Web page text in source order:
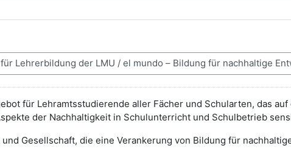
für Lehramtsstudierende aller Fächer und Schularten, das auf
der Nachhaltigkeit in Schulunterricht und Schulbetrieb
Gesellschaft, die eine Verankerung von Bildung für